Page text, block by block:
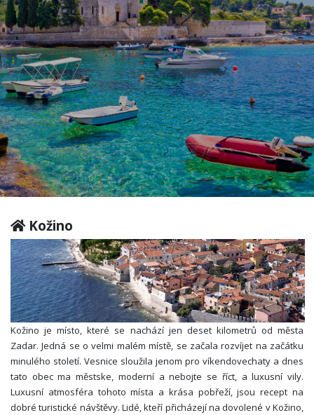
Kožino
Kožino je místo, které se nachází jen deset kilometrů od města
Zadar. Jedná se o velmi malém místě, se začala rozvíjet na začátku
minulého století. Vesnice sloužila jenom pro víkendovechaty a dnes
tato obec ma městske, moderní a nebojte se říct, a luxusní vily.
Luxusní atmosféra tohoto místa a krása pobřeží, jsou recept na
dobré turistické návštěvy. Lidé, kteří přicházejí na dovolené v Kožino,